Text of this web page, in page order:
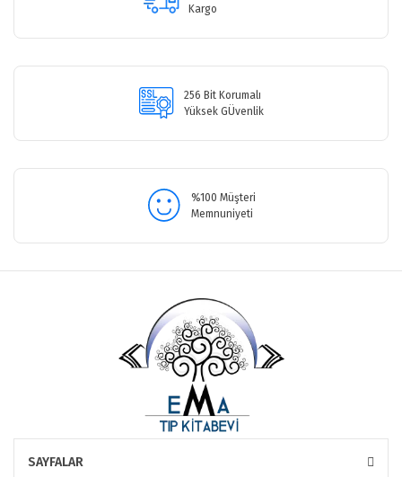
Ürün fiyatı diğer sitelerden daha pahalı.
Kargo
256 Bit Korumalı
Yüksek GÜvenlik
%100 Müşteri
Memnuniyeti
SAYFALAR